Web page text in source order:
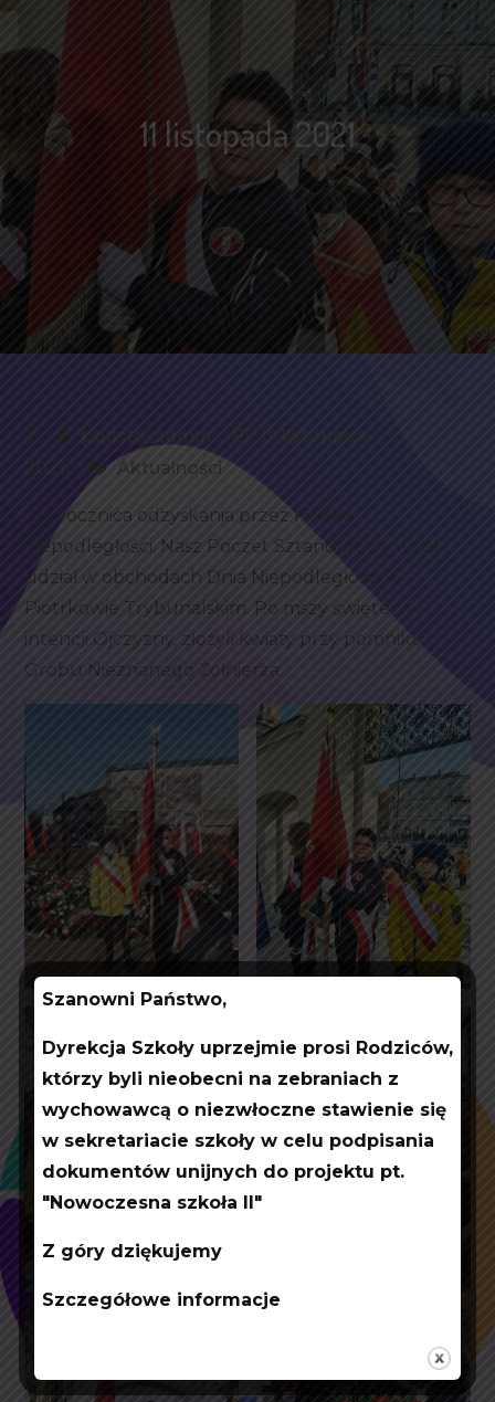
11 listopada 2021
By podst5_admin
19 listopada
2021
Aktualności
103 rocznica odzyskania przez Polskę
niepodległości. Nasz Poczet Sztandarowy wziął
udział w obchodach Dnia Niepodległości w
Piotrkowie Trybunalskim. Po mszy świętej w
intencji Ojczyzny, złożyli kwiaty przy pomniku
Grobu Nieznanego Żołnierza.
Szanowni Państwo,
Dyrekcja Szkoły uprzejmie prosi Rodziców,
którzy byli nieobecni na zebraniach z
wychowawcą o niezwłoczne stawienie się
w sekretariacie szkoły w celu podpisania
dokumentów unijnych do projektu pt.
"Nowoczesna szkoła II"
Z góry dziękujemy
Szczegółowe informacje